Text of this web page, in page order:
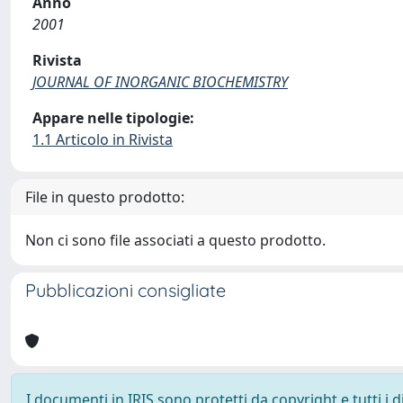
2001
Rivista
JOURNAL OF INORGANIC BIOCHEMISTRY
Appare nelle tipologie:
1.1 Articolo in Rivista
File in questo prodotto:
Non ci sono file associati a questo prodotto.
Pubblicazioni consigliate